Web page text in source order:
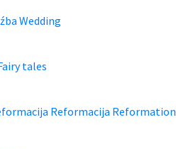
Wedding
tales
Reformacija Reformation